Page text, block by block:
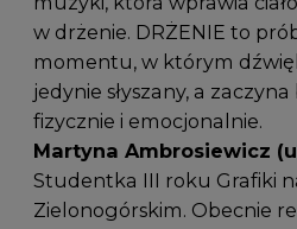
w drżenie. DRŻENIE to
momentu, w którym
jedynie słyszany, a
fizycznie i emocjonalnie.
Martyna Ambrosiewicz
Studentka III roku Grafiki
Zielonogórskim. Obecnie